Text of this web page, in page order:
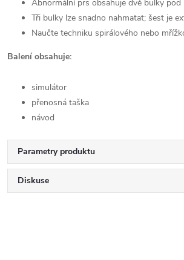
Abnormální prs obsahuje dvě bulky pod
Tři bulky lze snadno nahmatat; šest je
Naučte techniku spirálového nebo
Balení obsahuje:
simulátor
přenosná taška
návod
Parametry produktu
Diskuse